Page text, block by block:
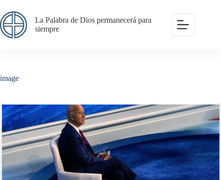
al
contenido
La Palabra de Dios permanecerá para
siempre
image